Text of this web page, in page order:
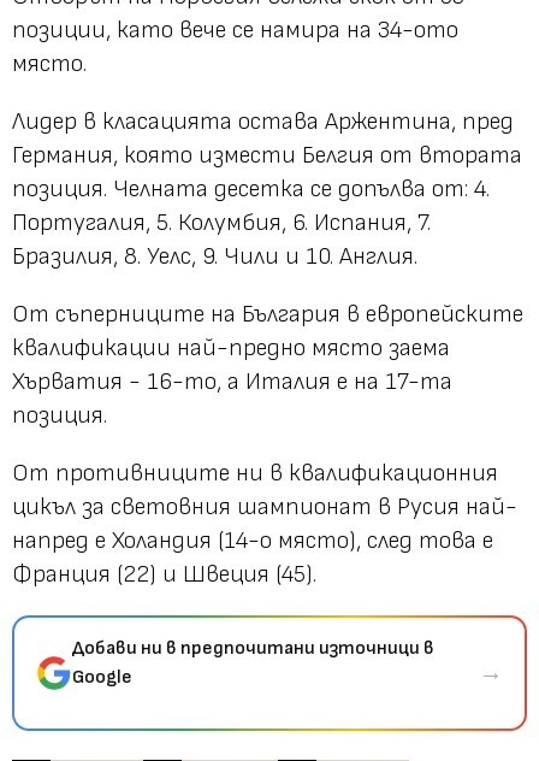
позиции, като вече се намира на 34-ото
място.
Лидер в класацията остава Аржентина, пред
Германия, която измести Белгия от втората
позиция. Челната десетка се допълва от: 4.
Португалия, 5. Колумбия, 6. Испания, 7.
Бразилия, 8. Уелс, 9. Чили и 10. Англия.
От съперниците на България в европейските
квалификации най-предно място заема
Хърватия - 16-то, а Италия е на 17-та
позиция.
От противниците ни в квалификационния
цикъл за световния шампионат в Русия най-
напред е Холандия (14-о място), след това е
Франция (22) и Швеция (45).
Добави ни в предпочитани източници в
Google
→